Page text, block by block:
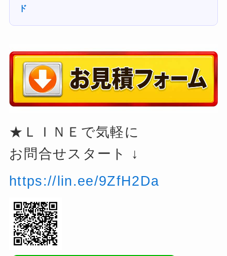
ド
★ＬＩＮＥで気軽に
お問合せスタート ↓
https://lin.ee/9ZfH2Da